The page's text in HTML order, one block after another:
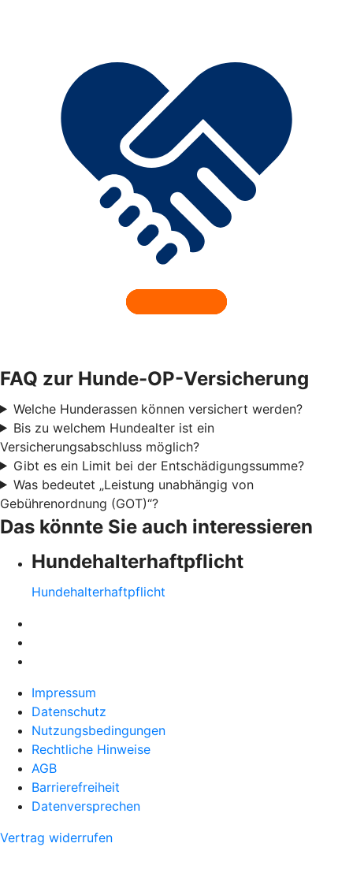
FAQ zur Hunde-OP-Versicherung
Welche Hunderassen können versichert werden?
Bis zu welchem Hundealter ist ein
Versicherungsabschluss möglich?
Gibt es ein Limit bei der Entschädigungssumme?
Was bedeutet „Leistung unabhängig von
Gebührenordnung (GOT)“?
Das könnte Sie auch interessieren
Hundehalter­haftpflicht
Hundehalter­haftpflicht
Impressum
Datenschutz
Nutzungsbedingungen
Rechtliche Hinweise
AGB
Barrierefreiheit
Datenversprechen
Vertrag widerrufen